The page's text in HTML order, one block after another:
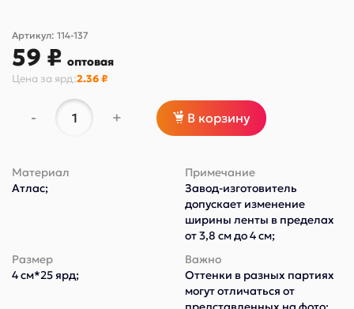
Артикул: 114-137
59 ₽ оптовая
Цена за ярд:2.36 ₽
- + В корзину
Материал
Атлас;
Примечание
Завод-изготовитель
допускает изменение
ширины ленты в пределах
от 3,8 см до 4 см;
Размер
4 см*25 ярд;
Важно
Оттенки в разных партиях
могут отличаться от